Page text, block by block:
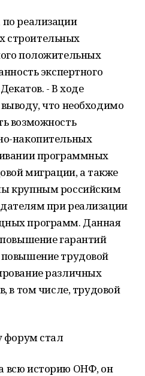
реализации
положительных
экспертного
- В ходе
что необходимо
возможность
накопительных
программных
миграции, а также
крупным российским
при реализации
программ. Данная
гарантий
трудовой
различных
в том числе, трудовой
форум стал
историю ОНФ, он